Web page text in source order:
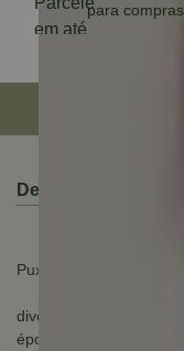
para
Descrição do
Puxador versalhes
diversidade. Essa é
época. Pensando